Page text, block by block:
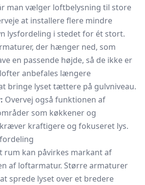
man vælger loftbelysning til store
at installere flere mindre
lysfordeling i stedet for ét stort.
der hænger ned, som
en passende højde, så de ikke er
anbefales længere
bringe lyset tættere på gulvniveau.
Overvej også funktionen af
som køkkener og
kraftigere og fokuseret lys.
rum kan påvirkes markant af
af loftarmatur. Større armaturer
sprede lyset over et bredere